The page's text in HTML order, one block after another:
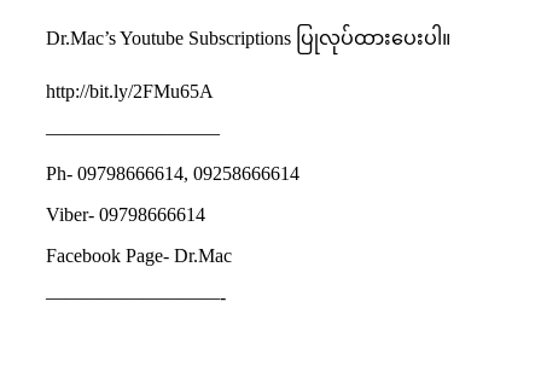
Dr.Mac’s Youtube Subscriptions ပြုလုပ်ထားပေးပါ။
http://bit.ly/2FMu65A
—————————
Ph- 09798666614, 09258666614
Viber- 09798666614
Facebook Page- Dr.Mac
—————————-